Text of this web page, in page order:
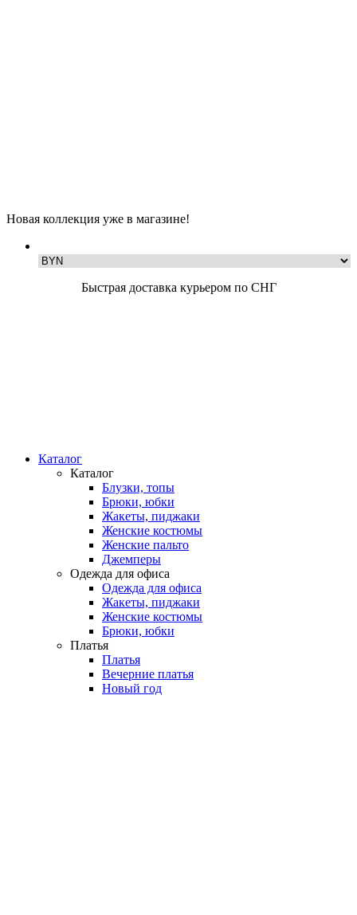
Новая коллекция уже в магазине!
Быстрая доставка курьером по СНГ
Каталог
Каталог
Блузки, топы
Брюки, юбки
Жакеты, пиджаки
Женские костюмы
Женские пальто
Джемперы
Одежда для офиса
Одежда для офиса
Жакеты, пиджаки
Женские костюмы
Брюки, юбки
Платья
Платья
Вечерние платья
Новый год